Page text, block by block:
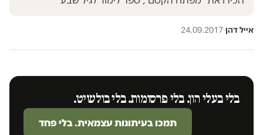
אייל דהן·
24.09.2017
בלי בעלי הון. בלי פרסומות. בלי בולשיט.
תמכו בעיתונות עצמאית. בלי פחד